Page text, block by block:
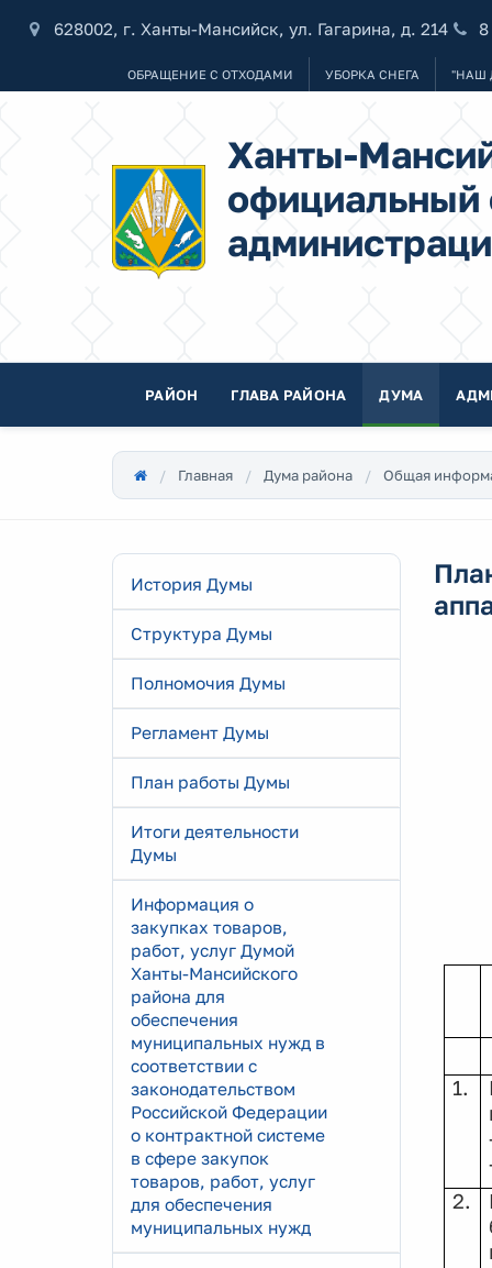
628002, г. Ханты-Мансийск, ул. Гагарина, д. 214
ОБРАЩЕНИЕ С ОТХОДАМИ УБОРКА СНЕГА "НАШ
Ханты-
официальный
РАЙОН ГЛАВА РАЙОНА ДУМА
Главная Дума района Общая
История Думы
Структура Думы
Полномочия Думы
Регламент Думы
План работы Думы
Итоги деятельности
Думы
Информация о
закупках товаров,
работ, услуг Думой
Ханты-Мансийского
района для
обеспечения
муниципальных нужд в
соответствии с
законодательством
Российской Федерации
о контрактной системе
в сфере закупок
товаров, работ, услуг
для обеспечения
муниципальных нужд
1.
2.